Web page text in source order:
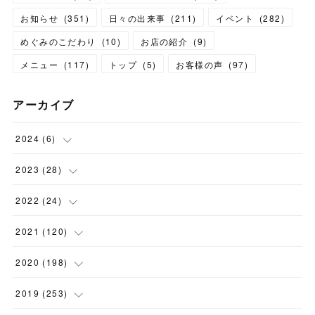
お知らせ (351 ) 日々の出来事 (211) イベント (282)
めぐみのこだわり
(10) お店の紹介 (9)
メニュー
(117) トップ (5) お客様の声 (97)
アーカイブ
2024 (6)
(1)
(1 )
(1)
( 1 )
2023 (28)
(2)
(1)
(1)
(2 )
2022 (24)
(5)
(2)
(2)
2021 (120)
(12)
(3)
2020 (198)
(12)
2019 (253)